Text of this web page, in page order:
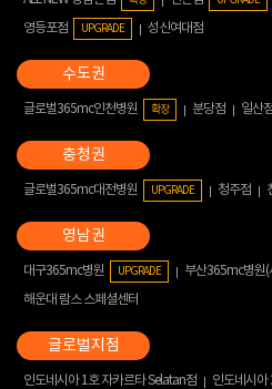
영등포점
UPGRADE 성신여대점
글로벌365mc인천병원 확장 분당점 일산
글로벌365mc대전병원 UPGRADE 청주점
대구365mc병원 UPGRADE 부산365mc병원(
해운대 람스 스페셜센터
인도네시아 1호 자카르타 Selatan점
인도네시아